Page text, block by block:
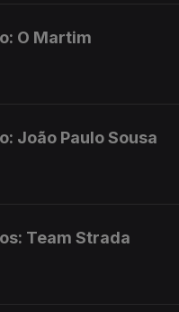
O Martim
João Paulo Sousa
Team Strada